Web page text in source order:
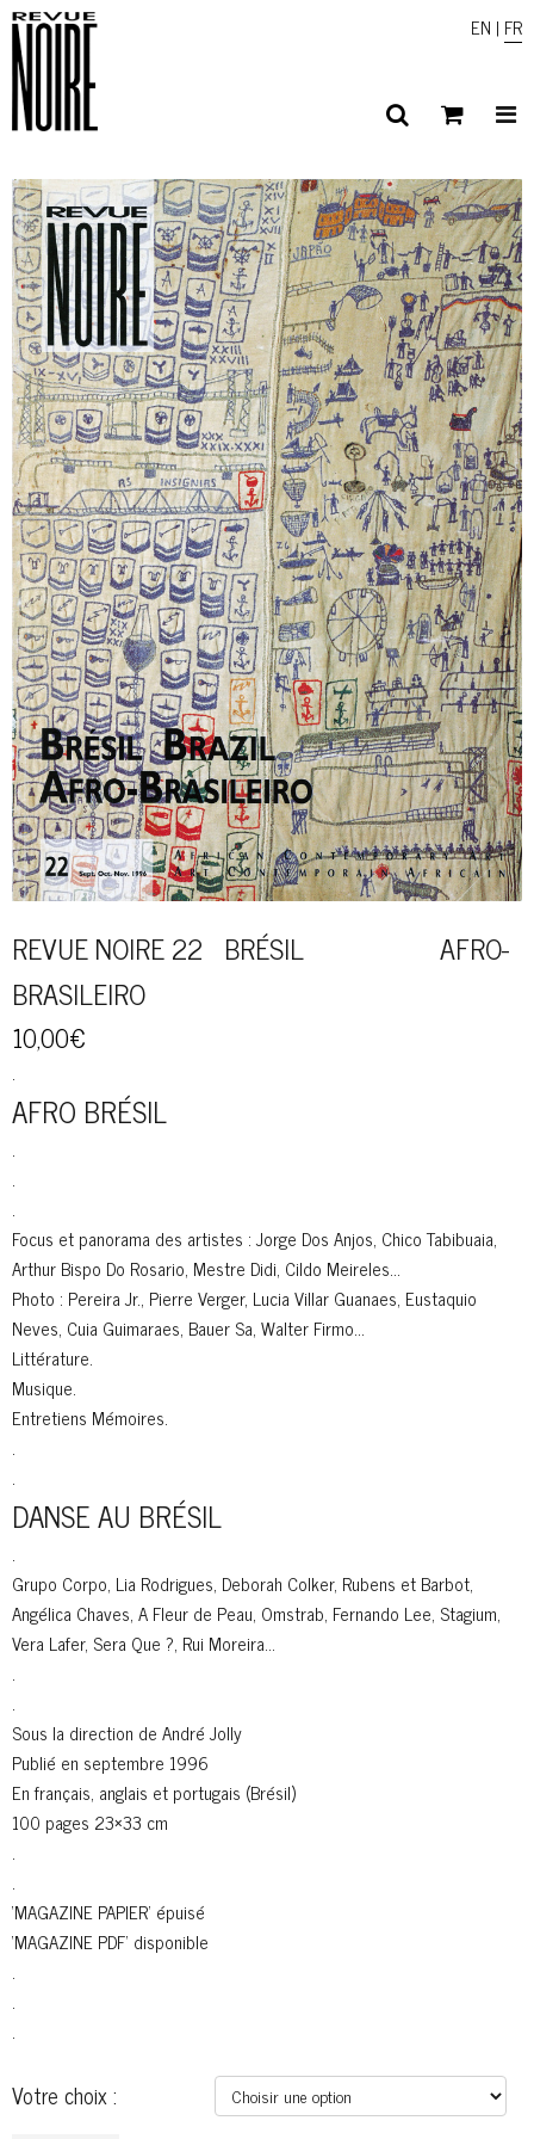
EN | FR
REVUE NOIRE 22 BRÉSIL AFRO-
BRASILEIRO
10,00€
.
AFRO BRÉSIL
.
.
.
Focus et panorama des artistes : Jorge Dos Anjos, Chico Tabibuaia,
Arthur Bispo Do Rosario, Mestre Didi, Cildo Meireles…
Photo : Pereira Jr., Pierre Verger, Lucia Villar Guanaes, Eustaquio
Neves, Cuia Guimaraes, Bauer Sa, Walter Firmo…
Littérature.
Musique.
Entretiens Mémoires.
.
.
DANSE AU BRÉSIL
.
Grupo Corpo, Lia Rodrigues, Deborah Colker, Rubens et Barbot,
Angélica Chaves, A Fleur de Peau, Omstrab, Fernando Lee, Stagium,
Vera Lafer, Sera Que ?, Rui Moreira…
.
.
Sous la direction de André Jolly
Publié en septembre 1996
En français, anglais et portugais (Brésil)
100 pages 23×33 cm
.
.
‘MAGAZINE PAPIER’ épuisé
‘MAGAZINE PDF’ disponible
.
.
.
Votre choix :